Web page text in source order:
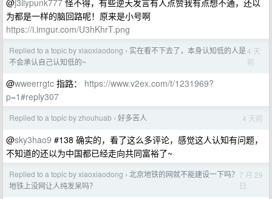
@j3llypunk777 怪不得，有些逆天发言有人点赞我有点想不通，还以
为都是一样的脑回路呢！原来是小号啊
https://i.imgur.com/U3hKhrT.png
Replied to a topic by xiaoxiaodong › 实在看不下去了，本身认知低的人是
不会承认自己认知低的~
4 天
前
@wweerrgtc 指路： https://www.v2ex.com/t/1231969?
p=1#reply307
Replied to a topic by zhouhuab › 好多苦人 4 天前
@sky3hao9 #138 确实的，看了这么多评论，感觉这人认知有问题，
不知道的还以为中国都已经走向共同富裕了~
Replied to a topic by xiaoxiaodong › 北京地铁的网就不能建设一下吗？
地铁上没网让人纯发呆吗？
7 月 29
日